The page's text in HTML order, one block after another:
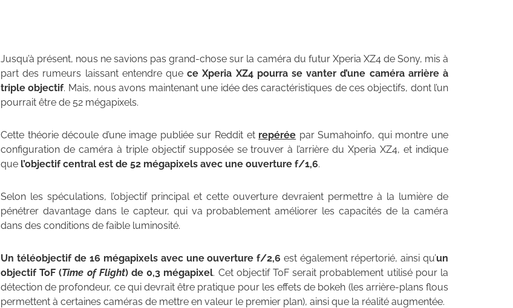
Jusqu’à présent, nous ne savions pas grand-chose sur la caméra du futur Xperia XZ4 de Sony, mis à
part des rumeurs laissant entendre quece Xperia XZ4 pourra se vanter d’une caméra arrière à
triple objectif. Mais, nous avons maintenant une idée des caractéristiques de ces objectifs, dont l’un
pourrait être de 52 mégapixels.
Cette théorie découle d’une image publiée sur Reddit et repérée par Sumahoinfo, qui montre une
configuration de caméra à triple objectif supposée se trouver à l’arrière du Xperia XZ4, et indique
que l’objectif central est de 52 mégapixels avec une ouverture f/1,6.
Selon les spéculations, l’objectif principal et cette ouverture devraient permettre à la lumière de
pénétrer davantage dans le capteur, qui va probablement améliorer les capacités de la caméra
dans des conditions de faible luminosité.
Un téléobjectif de 16 mégapixels avec une ouverture f/2,6 est également répertorié, ainsi qu’un
objectif ToF (Time of Flight) de 0,3 mégapixel. Cet objectif ToF serait probablement utilisé pour la
détection de profondeur, ce qui devrait être pratique pour les effets de bokeh (les arrière-plans flous
permettent à certaines caméras de mettre en valeur le premier plan), ainsi que la réalité augmentée.